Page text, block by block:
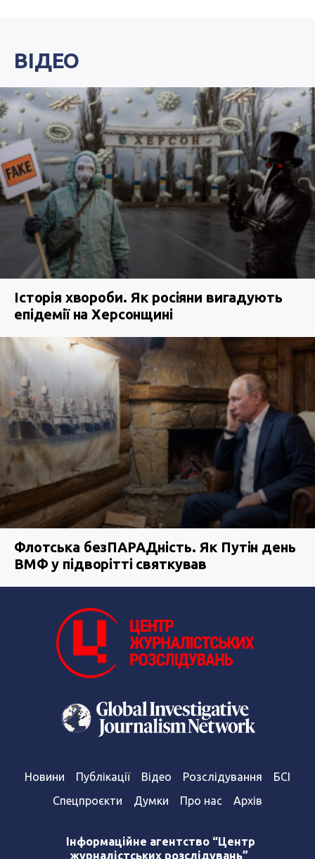
ВІДЕО
Історія хвороби. Як росіяни вигадують
епідемії на Херсонщині
Флотська безПАРАДність. Як Путін день
ВМФ у підворітті святкував
Новини Публікації Відео Розслідування
БСІ
Спецпроєкти
Думки Про нас Архів
Інформаційне агентство “Центр
журналістських розслідувань”